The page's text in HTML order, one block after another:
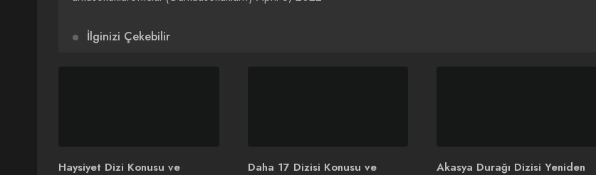
İlginizi Çekebilir
Haysiyet Dizi Konusu ve
Daha 17 Dizisi Konusu ve
Akasya Durağı Dizisi Yeniden